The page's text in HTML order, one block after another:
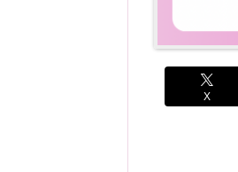
X